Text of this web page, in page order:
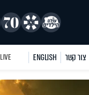
צור קשר ENGLISH
LIVE